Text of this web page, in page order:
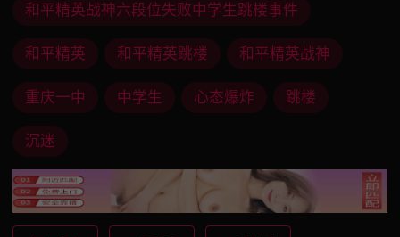
和平精英战神六段位失败中学生跳楼事件
和平精英 和平精英跳楼 和平精英战神
重庆一中 中学生 心态爆炸 跳楼
沉迷